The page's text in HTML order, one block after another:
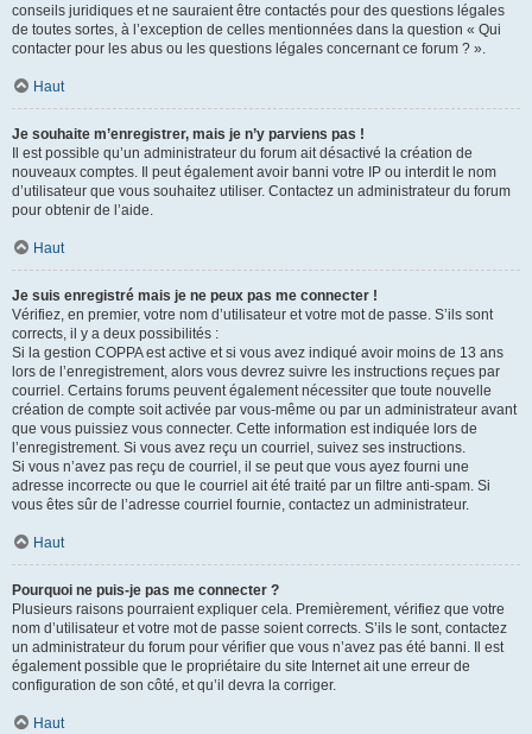
conseils juridiques et ne sauraient être contactés pour des questions légales
de toutes sortes, à l’exception de celles mentionnées dans la question « Qui
contacter pour les abus ou les questions légales concernant ce forum ? ».
Haut
Je souhaite m’enregistrer, mais je n’y parviens pas !
Il est possible qu’un administrateur du forum ait désactivé la création de
nouveaux comptes. Il peut également avoir banni votre IP ou interdit le nom
d’utilisateur que vous souhaitez utiliser. Contactez un administrateur du forum
pour obtenir de l’aide.
Haut
Je suis enregistré mais je ne peux pas me connecter !
Vérifiez, en premier, votre nom d’utilisateur et votre mot de passe. S’ils sont
corrects, il y a deux possibilités :
Si la gestion COPPA est active et si vous avez indiqué avoir moins de 13 ans
lors de l’enregistrement, alors vous devrez suivre les instructions reçues par
courriel. Certains forums peuvent également nécessiter que toute nouvelle
création de compte soit activée par vous-même ou par un administrateur avant
que vous puissiez vous connecter. Cette information est indiquée lors de
l’enregistrement. Si vous avez reçu un courriel, suivez ses instructions.
Si vous n’avez pas reçu de courriel, il se peut que vous ayez fourni une
adresse incorrecte ou que le courriel ait été traité par un filtre anti-spam. Si
vous êtes sûr de l’adresse courriel fournie, contactez un administrateur.
Haut
Pourquoi ne puis-je pas me connecter ?
Plusieurs raisons pourraient expliquer cela. Premièrement, vérifiez que votre
nom d’utilisateur et votre mot de passe soient corrects. S’ils le sont, contactez
un administrateur du forum pour vérifier que vous n’avez pas été banni. Il est
également possible que le propriétaire du site Internet ait une erreur de
configuration de son côté, et qu’il devra la corriger.
Haut